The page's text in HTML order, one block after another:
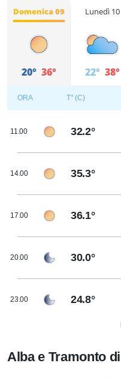
Domenica 09
20° 36°
Lunedì 10
22° 38°
ORA T° (C)
11.00 32.2°
14.00 35.3°
17.00 36.1°
20.00 30.0°
23.00 24.8°
Alba e Tramonto di